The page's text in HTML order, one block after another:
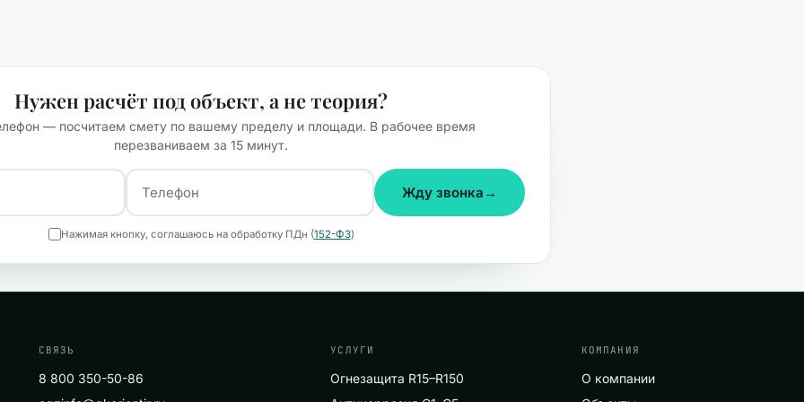
Нужен расчёт под объект, а не теория?
— посчитаем смету по вашему пределу и площади. В рабочее время
перезваниваем за 15 минут.
Жду звонка →
Нажимая кнопку, соглашаюсь на обработку ПДн (152-ФЗ)
СВЯЗЬ
8 800 350-50-86
УСЛУГИ
Огнезащита R15–R150
КОМПАНИЯ
О компании